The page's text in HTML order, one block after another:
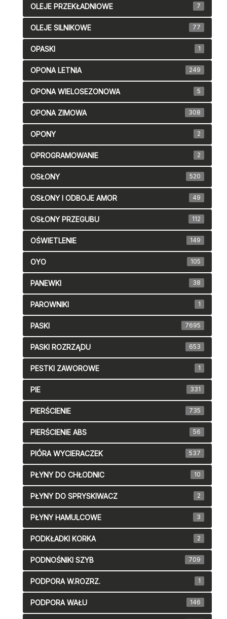
OLEJE PRZEKŁADNIOWE 7
OLEJE SILNIKOWE 77
OPASKI 1
OPONA LETNIA 249
OPONA WIELOSEZONOWA 5
OPONA ZIMOWA 308
OPONY 2
OPROGRAMOWANIE 2
OSŁONY 520
OSŁONY I ODBOJE AMOR 49
OSŁONY PRZEGUBU 112
OŚWIETLENIE 149
OYO 105
PANEWKI 38
PAROWNIKI 1
PASKI 7695
PASKI ROZRZĄDU 653
PESTKI ZAWOROWE 1
PIE 331
PIERŚCIENIE 735
PIERŚCIENIE ABS 56
PIÓRA WYCIERACZEK 537
PŁYNY DO CHŁODNIC 10
PŁYNY DO SPRYSKIWACZ 2
PŁYNY HAMULCOWE 3
PODKŁADKI KORKA 2
PODNOŚNIKI SZYB 709
PODPORA W.ROZRZ. 1
PODPORA WAŁU 146